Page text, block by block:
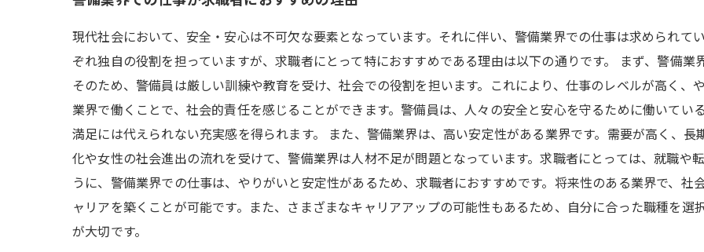
現代社会において、安全・安心は不可欠な要素となっています。それに伴い、警備業界での仕事は求められて
ぞれ独自の役割を担っていますが、求職者にとって特におすすめである理由は以下の通りです。 まず、警備
そのため、警備員は厳しい訓練や教育を受け、社会での役割を担います。これにより、仕事のレベルが高く、
業界で働くことで、社会的責任を感じることができます。警備員は、人々の安全と安心を守るために働いてい
満足には代えられない充実感を得られます。 また、警備業界は、高い安定性がある業界です。需要が高く、
化や女性の社会進出の流れを受けて、警備業界は人材不足が問題となっています。求職者にとっては、就職や
うに、警備業界での仕事は、やりがいと安定性があるため、求職者におすすめです。将来性のある業界で、
ャリアを築くことが可能です。また、さまざまなキャリアアップの可能性もあるため、自分に合った職種を
が大切です。